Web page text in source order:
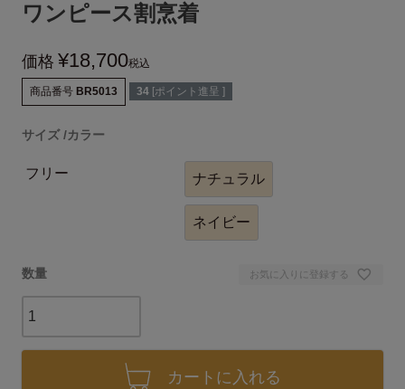
ワンピース割烹着
価格 ¥18,700税込
商品番号 BR5013 34 [ポイント進呈 ]
サイズ カラー
フリー ナチュラル
ネイビー
お気に入りに登録する
カートに入れる